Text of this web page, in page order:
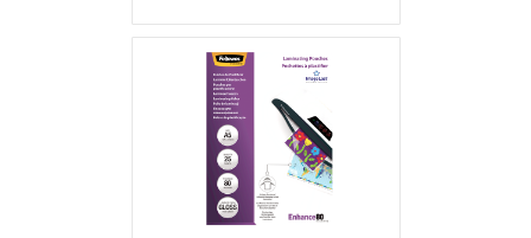
Idealno za obvestila, slike
Zagotavljanje osnovne zaščite
dokumentov